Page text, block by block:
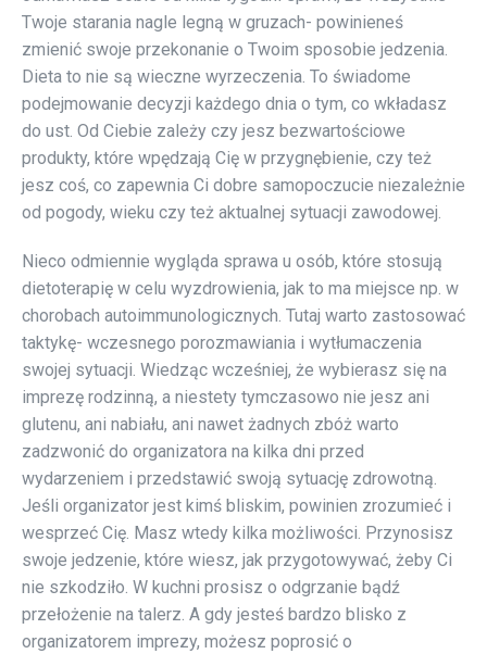
Twoje starania nagle legną w gruzach- powinieneś
zmienić swoje przekonanie o Twoim sposobie jedzenia.
Dieta to nie są wieczne wyrzeczenia. To świadome
podejmowanie decyzji każdego dnia o tym, co wkładasz
do ust. Od Ciebie zależy czy jesz bezwartościowe
produkty, które wpędzają Cię w przygnębienie, czy też
jesz coś, co zapewnia Ci dobre samopoczucie niezależnie
od pogody, wieku czy też aktualnej sytuacji zawodowej.
Nieco odmiennie wygląda sprawa u osób, które stosują
dietoterapię w celu wyzdrowienia, jak to ma miejsce np. w
chorobach autoimmunologicznych. Tutaj warto zastosować
taktykę- wczesnego porozmawiania i wytłumaczenia
swojej sytuacji. Wiedząc wcześniej, że wybierasz się na
imprezę rodzinną, a niestety tymczasowo nie jesz ani
glutenu, ani nabiału, ani nawet żadnych zbóż warto
zadzwonić do organizatora na kilka dni przed
wydarzeniem i przedstawić swoją sytuację zdrowotną.
Jeśli organizator jest kimś bliskim, powinien zrozumieć i
wesprzeć Cię. Masz wtedy kilka możliwości. Przynosisz
swoje jedzenie, które wiesz, jak przygotowywać, żeby Ci
nie szkodziło. W kuchni prosisz o odgrzanie bądź
przełożenie na talerz. A gdy jesteś bardzo blisko z
organizatorem imprezy, możesz poprosić o